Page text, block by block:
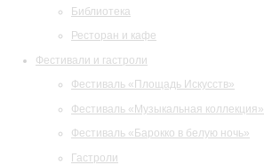
Библиотека
Ресторан и кафе
Фестивали и гастроли
Фестиваль «Площадь Искусств»
Фестиваль «Музыкальная коллекция»
Фестиваль «Барокко в белую ночь»
Гастроли